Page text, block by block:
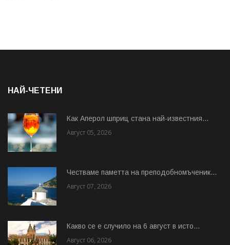
НАЙ-ЧЕТЕНИ
Как Аперол шприц стана най-известния...
Август 05, 2026
Честваме паметта на преподобномъченик...
Август 07, 2026
Какво се е случило на 6 август в исто...
Август 06, 2026